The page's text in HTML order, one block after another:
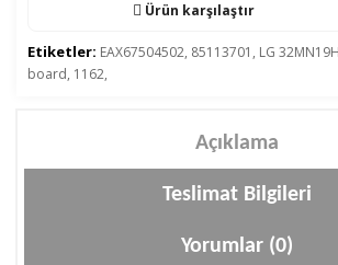
Ürün karşılaştır
Etiketler: EAX67504502, 85113701 , LG
board, 1162,
Açıklama
Teslimat Bilgileri
Yorumlar (0)